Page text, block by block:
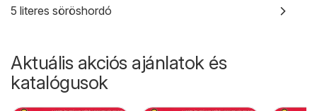
5 literes söröshordó
Aktuális akciós ajánlatok és
katalógusok